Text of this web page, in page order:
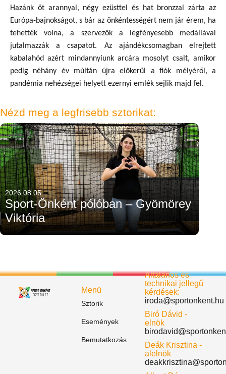
Hazánk öt arannyal, négy ezüsttel és hat bronzzal zárta az
Európa-bajnokságot, s bár az önkéntességért nem jár érem, ha
tehették volna, a szervezők a legfényesebb medáliával
jutalmazzák a csapatot. Az ajándékcsomagban elrejtett
kabalahód azért mindannyiunk arcára mosolyt csalt, amikor
pedig néhány év múltán újra előkerül a fiók mélyéről, a
pandémia nehézségei helyett ezernyi emlék sejlik majd fel.
Nézd meg a legfrisebb sztorikat:
2026.08.05.
Sport-Önként pólóban – Gyömörey
Viktória
Menü
Sztorik
Események
Bemutatkozás
Általános és
technikai jellegű
kérdések:
iroda@sportonkent.hu
Biró Dávid -
elnök
Deák Krisztina -
alelnök